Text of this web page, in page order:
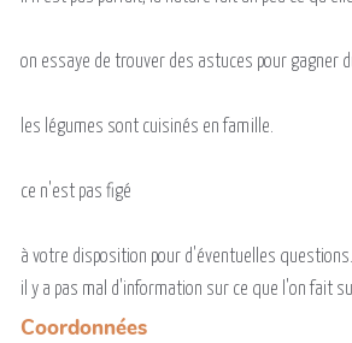
on essaye de trouver des astuces pour gagner
les légumes sont cuisinés en famille.
ce n'est pas figé
à votre disposition pour d'éventuelles questions.
il y a pas mal d'information sur ce que l'on fait
Coordonnées